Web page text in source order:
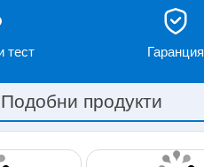
тест Гаранция
Подобни продукти